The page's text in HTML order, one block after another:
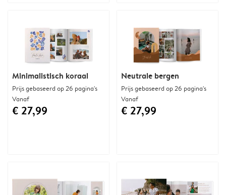
Minimalistisch koraal
Prijs gebaseerd op 26 pagina's
Vanaf
€ 27,99
Neutrale bergen
Prijs gebaseerd op 26 pagina's
Vanaf
€ 27,99